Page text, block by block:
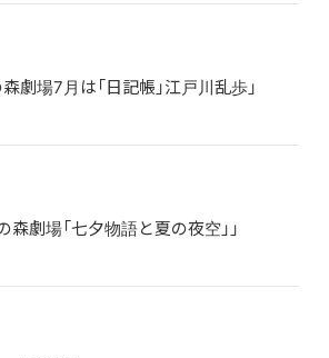
劇場7月は「日記帳」江戸川乱歩」
森劇場「七夕物語と夏の夜空」」